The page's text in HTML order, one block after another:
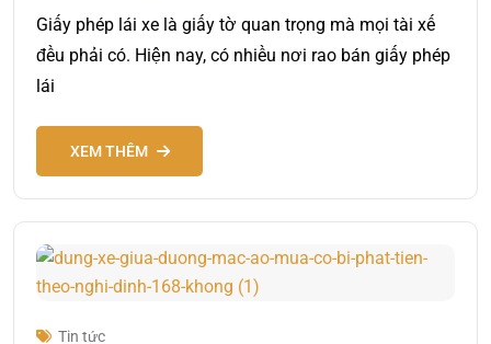
Giấy phép lái xe là giấy tờ quan trọng mà mọi tài xế
đều phải có. Hiện nay, có nhiều nơi rao bán giấy phép
lái
XEM THÊM
Tin tức